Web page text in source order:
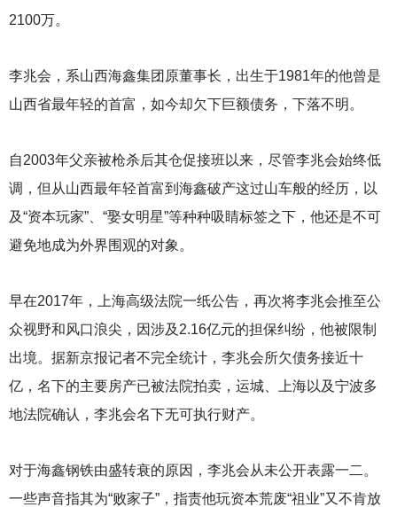
2100万。
李兆会，系山西海鑫集团原董事长，出生于1981年的他曾是
山西省最年轻的首富，如今却欠下巨额债务，下落不明。
自2003年父亲被枪杀后其仓促接班以来，尽管李兆会始终低
调，但从山西最年轻首富到海鑫破产这过山车般的经历，以
及“资本玩家”、“娶女明星”等种种吸睛标签之下，他还是不可
避免地成为外界围观的对象。
早在2017年，上海高级法院一纸公告，再次将李兆会推至公
众视野和风口浪尖，因涉及2.16亿元的担保纠纷，他被限制
出境。据新京报记者不完全统计，李兆会所欠债务接近十
亿，名下的主要房产已被法院拍卖，运城、上海以及宁波多
地法院确认，李兆会名下无可执行财产。
对于海鑫钢铁由盛转衰的原因，李兆会从未公开表露一二。
一些声音指其为“败家子”，指责他玩资本荒废“祖业”又不肯放